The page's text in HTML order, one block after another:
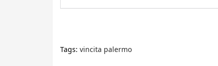
Tags: vincita palermo